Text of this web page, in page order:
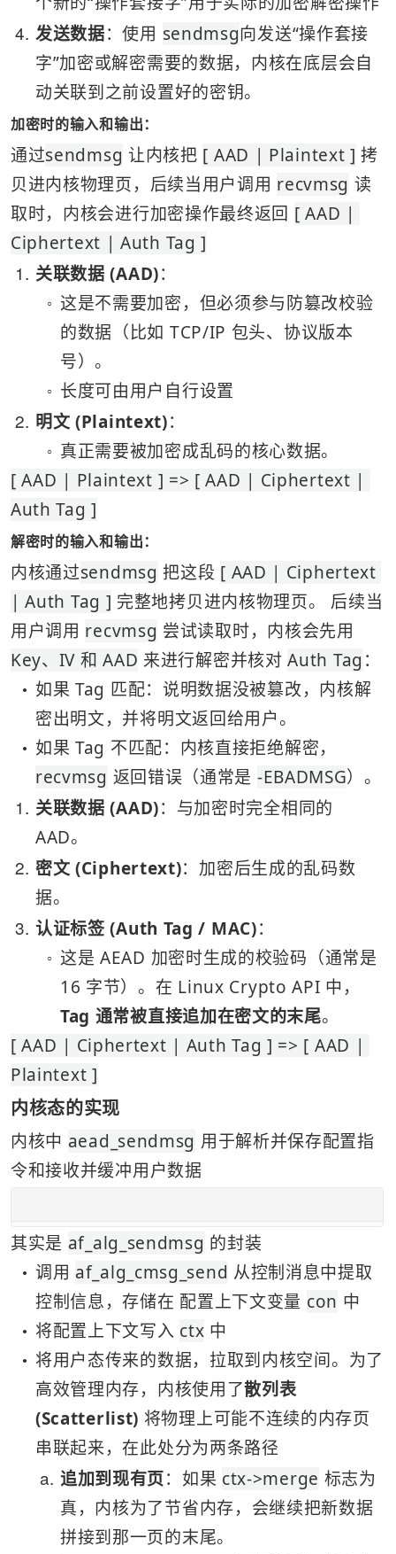
4 发送数据：使用 sendmsg向发送“操作套接
字”加密或解密需要的数据，内核在底层会自
动关联到之前设置好的密钥。
加密时的输入和输出：
通过sendmsg 让内核把 [ AAD | Plaintext ] 拷
贝进内核物理页，后续当用户调用 recvmsg 读
取时，内核会进行加密操作最终返回 [ AAD |
Ciphertext | Auth Tag ]
1 关联数据 (AAD)：
○
这是不需要加密，但必须参与防篡改校验
的数据（比如 TCP/IP 包头、协议版本
号）。
○ 长度可由用户自行设置
2 明文 (Plaintext)：
○
真正需要被加密成乱码的核心数据。
[ AAD | Plaintext ] => [ AAD | Ciphertext |
Auth Tag ]
解密时的输入和输出：
内核通过sendmsg 把这段 [ AAD | Ciphertext
| Auth Tag ] 完整地拷贝进内核物理页。 后续当
用户调用 recvmsg 尝试读取时，内核会先用
Key、IV 和 AAD 来进行解密并核对 Auth Tag ：
●
如果 Tag 匹配：说明数据没被篡改，内核解
密出明文，并将明文返回给用户。
●
如果 Tag 不匹配：内核直接拒绝解密，
recvmsg 返回错误（通常是 -EBADMSG）。
1 关联数据 (AAD)：与加密时完全相同的
AAD。
2 密文 (Ciphertext)：加密后生成的乱码数
据。
3 认证标签 (Auth Tag / MAC)：
○
这是 AEAD 加密时生成的校验码（通常是
16 字节）。在 Linux Crypto API 中，
Tag 通常被直接追加在密文的末尾。
[ AAD | Ciphertext | Auth Tag ] => [ AAD |
Plaintext ]
内核态的实现
内核中 aead_sendmsg 用于解析并保存配置指
令和接收并缓冲用户数据
其实是 af_alg_sendmsg 的封装
● 调用 af_alg_cmsg_send 从控制消息中提取
控制信息，存储在 配置上下文变量 con 中
● 将配置上下文写入 ctx 中
●
将用户态传来的数据，拉取到内核空间。为了
高效管理内存，内核使用了散列表
(Scatterlist) 将物理上可能不连续的内存页
串联起来，在此处分为两条路径
a 追加到现有页：如果 ctx->merge 标志为
真，内核为了节省内存，会继续把新数据
拼接到那一页的末尾。